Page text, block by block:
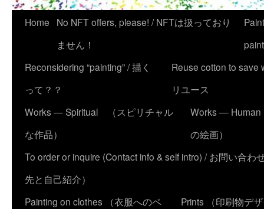
Home
No NFT offers, please! / NFTは扱っており
ません！
Reconsidering “painting” / 描く
って？？
Reuse cotton to save
リユース
Works — Spiritual （スピリチャル
な作品）
Works — Human
の絵画）
To order or inquire (Contact info & self intro) / お問い合わ
先と自己紹介）
Painting on clothes （衣服へのペ
Prints （印刷物デ